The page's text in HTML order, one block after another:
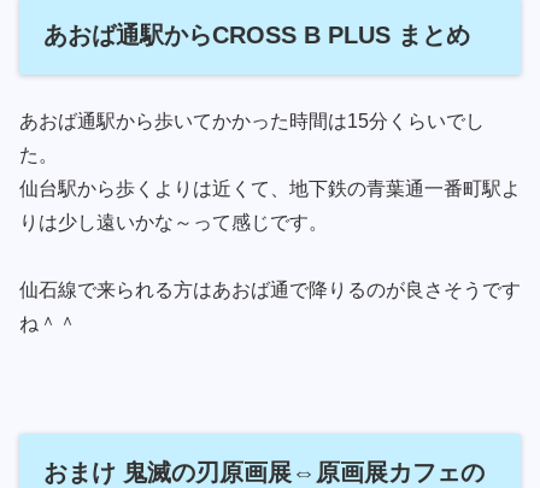
あおば通駅からCROSS B PLUS まとめ
あおば通駅から歩いてかかった時間は15分くらいでし
た。
仙台駅から歩くよりは近くて、地下鉄の青葉通一番町駅よ
りは少し遠いかな～って感じです。
仙石線で来られる方はあおば通で降りるのが良さそうです
ね＾＾
おまけ 鬼滅の刃原画展⇔原画展カフェの